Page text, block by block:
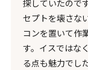
探していたので
セプトを壊さな
コンを置いて作
す。イスではな
る点も魅力でし